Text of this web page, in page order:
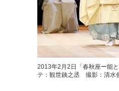
2013年2月2日「春秋座ー能
テ：観世銕之丞　撮影：清水